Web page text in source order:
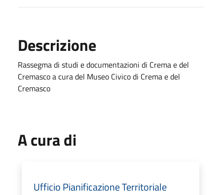
Descrizione
Rassegma di studi e documentazioni di Crema e del
Cremasco a cura del Museo Civico di Crema e del
Cremasco
A cura di
Ufficio Pianificazione Territoriale